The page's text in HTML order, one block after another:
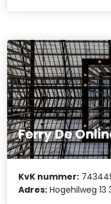
Ferry De
KvK nummer:
Adres: Hogehilweg 13